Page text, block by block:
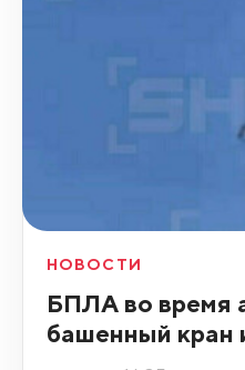
НОВОСТИ
БПЛА во время
башенный кран